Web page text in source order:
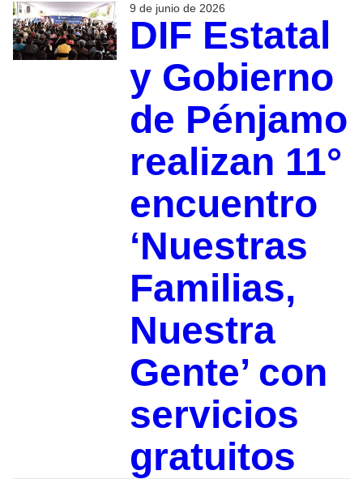
9 de junio de 2026
DIF Estatal
y Gobierno
de Pénjamo
realizan 11°
encuentro
‘Nuestras
Familias,
Nuestra
Gente’ con
servicios
gratuitos